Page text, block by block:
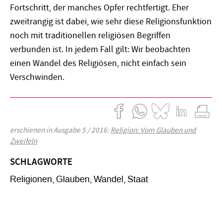
Fortschritt, der manches Opfer rechtfertigt. Eher
zweitrangig ist dabei, wie sehr diese Religionsfunktion
noch mit traditionellen religiösen Begriffen
verbunden ist. In jedem Fall gilt: Wir beobachten
einen Wandel des Religiösen, nicht einfach sein
Verschwinden.
erschienen in Ausgabe 5 / 2016:Religion: Vom Glauben und
Zweifeln
SCHLAGWORTE
Religionen Glauben Wandel Staat